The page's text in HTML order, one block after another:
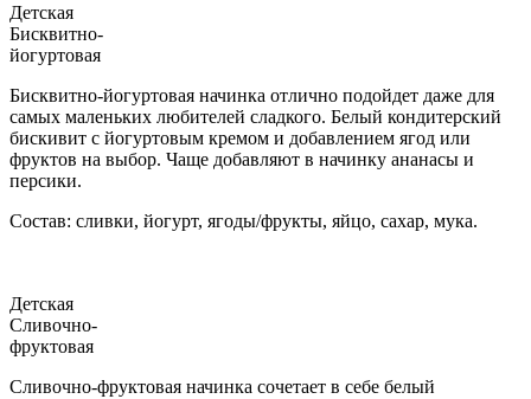
Детская
Бисквитно-
йогуртовая
Бисквитно-йогуртовая начинка отлично подойдет даже для
самых маленьких любителей сладкого. Белый кондитерский
бискивит с йогуртовым кремом и добавлением ягод или
фруктов на выбор. Чаще добавляют в начинку ананасы и
персики.
Состав: сливки, йогурт, ягоды/фрукты, яйцо, сахар, мука.
Детская
Сливочно-
фруктовая
Сливочно-фруктовая начинка сочетает в себе белый